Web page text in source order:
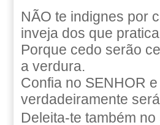
NÃO te indignes por
inveja dos que
Porque cedo serão
a verdura.
Confia no SENHOR
verdadeiramente
Deleita-te também